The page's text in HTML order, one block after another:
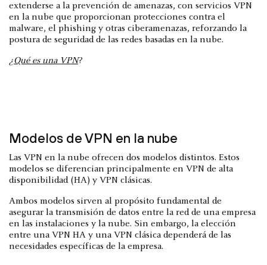
extenderse a la prevención de amenazas, con servicios VPN
en la nube que proporcionan protecciones contra el
malware, el phishing y otras ciberamenazas, reforzando la
postura de seguridad de las redes basadas en la nube.
¿Qué es una VPN?
Modelos de VPN en la nube
Las VPN en la nube ofrecen dos modelos distintos. Estos
modelos se diferencian principalmente en VPN de alta
disponibilidad (HA) y VPN clásicas.
Ambos modelos sirven al propósito fundamental de
asegurar la transmisión de datos entre la red de una empresa
en las instalaciones y la nube. Sin embargo, la elección
entre una VPN HA y una VPN clásica dependerá de las
necesidades específicas de la empresa.